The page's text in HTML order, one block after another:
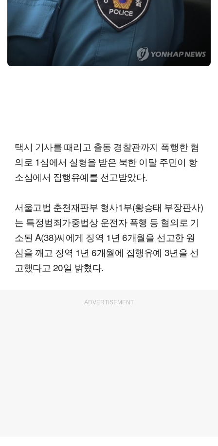
택시 기사를 때리고 출동 경찰관까지 폭행한 혐
의로 1심에서 실형을 받은 북한 이탈 주민이 항
소심에서 집행유예를 선고받았다.
서울고법 춘천재판부 형사1부(황승태 부장판사)
는 특정범죄가중법상 운전자 폭행 등 혐의로 기
소된 A(38)씨에게 징역 1년 6개월을 선고한 원
심을 깨고 징역 1년 6개월에 집행유예 3년을 선
고했다고 20일 밝혔다.
ADVERTISEMENT